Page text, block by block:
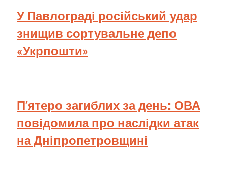
У Павлограді російський удар
знищив сортувальне депо
«Укрпошти»
П’ятеро загиблих за день: ОВА
повідомила про наслідки атак
на Дніпропетровщині